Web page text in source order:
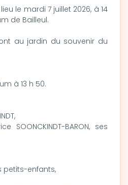
le mardi 7 juillet 2026, à 14
de Bailleul.
au jardin du souvenir du
à 13 h 50.
SOONCKINDT-BARON, ses
petits-enfants,